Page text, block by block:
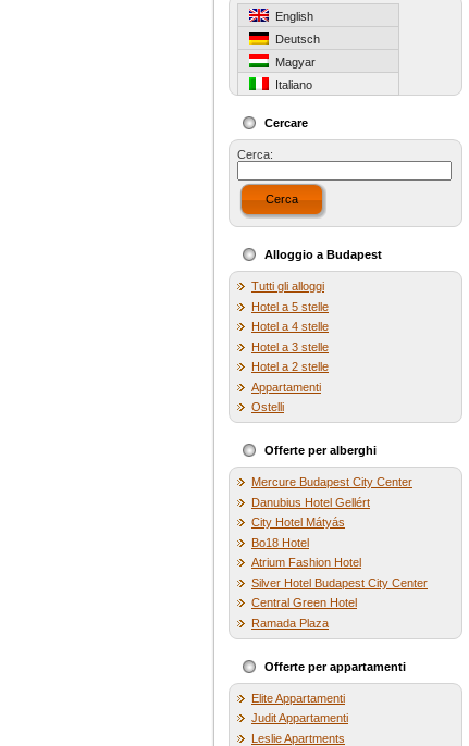
English
Deutsch
Magyar
Italiano
Cercare
Cerca:
Cerca
Alloggio a Budapest
Tutti gli alloggi
Hotel a 5 stelle
Hotel a 4 stelle
Hotel a 3 stelle
Hotel a 2 stelle
Appartamenti
Ostelli
Offerte per alberghi
Mercure Budapest City Center
Danubius Hotel Gellért
City Hotel Mátyás
Bo18 Hotel
Atrium Fashion Hotel
Silver Hotel Budapest City Center
Central Green Hotel
Ramada Plaza
Offerte per appartamenti
Elite Appartamenti
Judit Appartamenti
Leslie Apartments